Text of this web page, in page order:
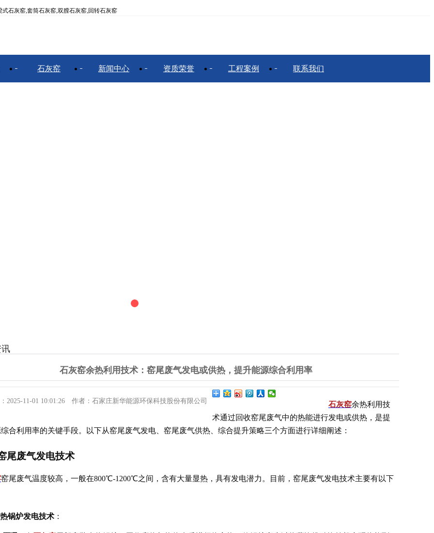
石灰窑,套筒石灰窑,双膛石灰窑,回转石灰窑
石灰窑 新闻中心 资质荣誉 工程案例 联系我们
石灰窑余热利用技术：窑尾废气发电或供热，提升能源综合利用率
2025-11-01 10:01:26 作者： 石家庄新华能源环保科技股份有限公司 石灰窑余热利用技
术通过回收窑尾废气中的热能进行发电或供热，是提
合利用率的关键手段。以下从窑尾废气发电、窑尾废气供热、综合提升策略三个方面进行详细阐述：
尾废气发电技术
窑尾废气温度较高，一般在800℃-1200℃之间，含有大量显热，具有发电潜力。目前，窑尾废气发电技术主要有以下
锅炉发电技术 ：